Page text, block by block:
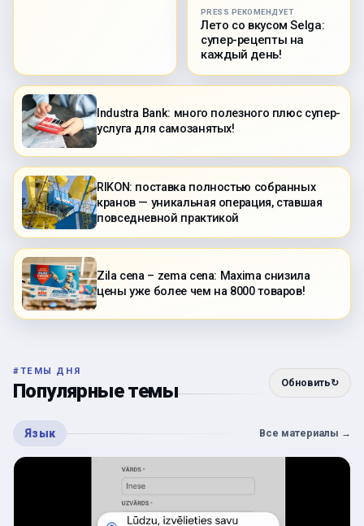
PRESS РЕКОМЕНДУЕТ
Лето со вкусом Selga:
супер-рецепты на
каждый день!
Industra Bank: много полезного плюс супер-
услуга для самозанятых!
RIKON: поставка полностью собранных
кранов — уникальная операция, ставшая
повседневной практикой
Zila cena – zema cena: Maxima снизила
цены уже более чем на 8000 товаров!
#ТЕМЫ ДНЯ
Популярные темы Обновить↻
Язык Все материалы →